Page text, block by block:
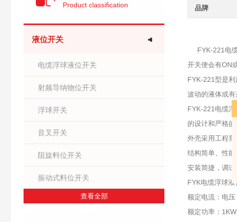
Product classification
液位开关
电缆浮球液位开关
射频导纳物位开关
浮球开关
音叉开关
阻旋料位开关
振动式料位开关
查看全部
品牌
FYK-221电缆
开关便会有ON
FYK-221型是
波动的液体或
FYK-221电缆浮
的设计和严格
外壳采用工程
结构简单、性能
安装简捷，调
FYK电缆浮球
额定电流：电
额定功率：1KW